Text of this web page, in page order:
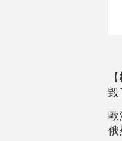
【
毀
俄